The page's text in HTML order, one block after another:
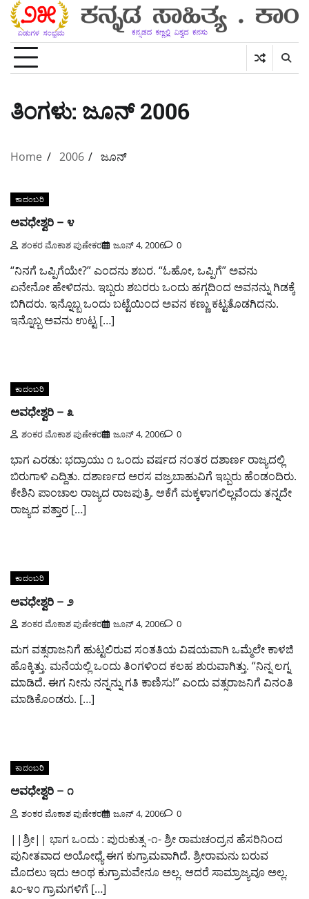
Skip
content
ತಿಂಗಳು: ಜೂನ್ 2006
Home 2006 ಜೂನ್
ಕಾದಂಬರಿ
ಅವಧೇಶ್ವರಿ – ೪
ಶಂಕರ ಮೊಕಾಶ ಪುಣೇಕರ ಜೂನ್ 4, 2006 0
“ನಿನಗೆ ಒಪ್ಪಿಗೆಯೇ?” ಎಂದನು ಶಬರ. “ಓಹೋ, ಒಪ್ಪಿಗೆ” ಅವನು
ಏನೇನೋ ಹೇಳಿದನು. ಇಬ್ಬರು ಶಬರರು ಒಂದು ಹಗ್ಗದಿಂದ ಅವನನ್ನು ಗಿಡಕ್ಕೆ
ಬಿಗಿದರು. ಇನ್ನೊಬ್ಬ ಒಂದು ಬಟ್ಟೆಯಿಂದ ಅವನ ಕಣ್ಣು ಕಟ್ಟತೊಡಗಿದನು.
ಇನ್ನೊಬ್ಬ ಅವನು ಉಟ್ಟ […]
ಕಾದಂಬರಿ
ಅವಧೇಶ್ವರಿ – ೩
ಶಂಕರ ಮೊಕಾಶ ಪುಣೇಕರ ಜೂನ್ 4, 2006 0
ಭಾಗ ಎರಡು: ಭದ್ರಾಯು ೧ ಒಂದು ವರ್ಷದ ನಂತರ ದಶಾರ್ಣ ರಾಜ್ಯದಲ್ಲಿ
ಬಿರುಗಾಳಿ ಎದ್ದಿತು. ದಶಾರ್ಣದ ಅರಸ ವಜ್ರಬಾಹುವಿಗೆ ಇಬ್ಬರು ಹೆಂಡಂದಿರು.
ಕೇಶಿನಿ ಪಾಂಚಾಲ ರಾಜ್ಯದ ರಾಜಪುತ್ರಿ. ಆಕೆಗೆ ಮಕ್ಕಳಾಗಲಿಲ್ಲವೆಂದು ತನ್ನದೇ
ರಾಜ್ಯದ ಪತ್ತಾರ […]
ಕಾದಂಬರಿ
ಅವಧೇಶ್ವರಿ – ೨
ಶಂಕರ ಮೊಕಾಶ ಪುಣೇಕರ ಜೂನ್ 4, 2006 0
ಮಗ ವತ್ಸರಾಜನಿಗೆ ಹುಟ್ಟಲಿರುವ ಸಂತತಿಯ ವಿಷಯವಾಗಿ ಒಮ್ಮೆಲೇ ಕಾಳಜಿ
ಹೊಕ್ಕಿತ್ತು. ಮನೆಯಲ್ಲಿ ಒಂದು ತಿಂಗಳಿಂದ ಕಲಹ ಶುರುವಾಗಿತ್ತು. “ನಿನ್ನ ಲಗ್ನ
ಮಾಡಿದೆ. ಈಗ ನೀನು ನನ್ನನ್ನು ಗತಿ ಕಾಣಿಸು!” ಎಂದು ವತ್ಸರಾಜನಿಗೆ ವಿನಂತಿ
ಮಾಡಿಕೊಂಡರು. […]
ಕಾದಂಬರಿ
ಅವಧೇಶ್ವರಿ – ೧
ಶಂಕರ ಮೊಕಾಶ ಪುಣೇಕರ ಜೂನ್ 4, 2006 0
||ಶ್ರೀ|| ಭಾಗ ಒಂದು : ಪುರುಕುತ್ಸ -೧- ಶ್ರೀ ರಾಮಚಂದ್ರನ ಹೆಸರಿನಿಂದ
ಪುನೀತವಾದ ಅಯೋಧ್ಯೆ ಈಗ ಕುಗ್ರಾಮವಾಗಿದೆ. ಶ್ರೀರಾಮನು ಬರುವ
ಮೊದಲು ಇದು ಅಂಥ ಕುಗ್ರಾಮವೇನೂ ಅಲ್ಲ. ಆದರೆ ಸಾಮ್ರಾಜ್ಯವೂ ಅಲ್ಲ.
೩೦-೪೦ ಗ್ರಾಮಗಳಿಗೆ […]